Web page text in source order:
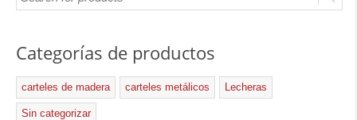
Categorías de productos
carteles de madera carteles metálicos Lecheras
Sin categorizar